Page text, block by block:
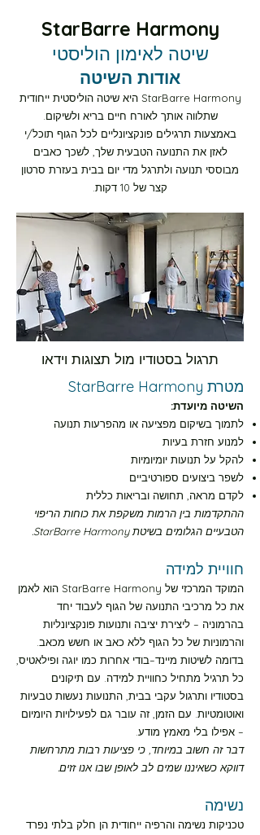
בית
New Page
New Page
New Page
התחל.י כאן
ירוק רמה-1 10 דקות
ירוק רמה-1 30 דקות
ירוק רמה-2 10 דקות
ירוק רמה-2 30 דקות
רמה-1 10 דקות
רמה-1 30 דקות
רמה-2 10 דקות
רמה-2 30 דקות
רמה-1 10 דקות
רמה-1 30 דקות
רמה-2 10 דקות
StarBarre Harmony
שיטה לאימון הוליסטי
אודות השיטה
StarBarre Harmony היא שיטה הוליסטית ייחודית
שתלווה אותך לאורח חיים בריא ולשיקום.
באמצעות תרגילים פונקציונליים לכל הגוף תוכל/י
לאזן את התנועה הטבעית שלך, לשכך כאבים
מבוססי תנועה ולתרגל מדי יום בבית בעזרת סרטון
קצר של 10 דקות.
תרגול בסטודיו מול תצוגות וידאו
מטרת StarBarre Harmony
השיטה מיועדת:
לתמוך בשיקום מפציעה או מהפרעות תנועה
למנוע חזרת בעיות
להקל על תנועות יומיומיות
לשפר ביצועים ספורטיביים
לקדם מראה, תחושה ובריאות כללית
ההתקדמות בין הרמות משקפת את כוחות הריפוי
הטבעיים הגלומים בשיטת StarBarre Harmony.
חוויית למידה
המוקד המרכזי של StarBarre Harmony הוא לאמן
את כל מרכיבי התנועה של הגוף לעבוד יחד
בהרמוניה – ליצירת יציבה ותנועות פונקציונליות
והרמוניות של כל הגוף ללא כאב או חשש מכאב.
בדומה לשיטות מיינד–בודי אחרות כמו יוגה ופילאטיס,
כל תרגיל מתחיל כחוויית למידה. עם תיקונים
בסטודיו ותרגול עקבי בבית, התנועות נעשות טבעיות
ואוטומטיות. עם הזמן, זה עובר גם לפעילויות היומיום
– אפילו בלי מאמץ מודע.
דבר זה חשוב במיוחד, כי פציעות רבות מתרחשות
דווקא כשאיננו שמים לב לאופן שבו אנו זזים.
נשימה
טכניקות נשימה והרפיה ייחודית הן חלק בלתי נפרד